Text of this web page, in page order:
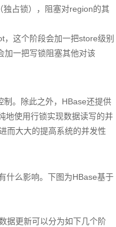
占锁），阻塞对region的其
这个阶段会加一把store级别
加一把写锁阻塞其他对该
。除此之外，HBase还提供
地使用行锁实现数据读写的并
而大大的提高系统的并发性
什么影响。下图为HBase基于
据更新可以分为如下几个阶